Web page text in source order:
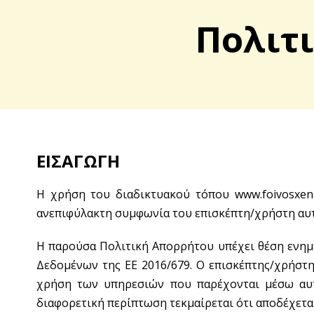
ΕΙΣΑΓΩΓΗ
Η χρήση του διαδικτυακού τόπου
ανεπιφύλακτη συμφωνία του επισκέπτη/χρήστη
Η παρούσα Πολιτική Απορρήτου υπέχει θέση
Δεδομένων της ΕΕ 2016/679. Ο επισκέπτης/
χρήση των υπηρεσιών που παρέχονται μέσω
διαφορετική περίπτωση τεκμαίρεται ότι